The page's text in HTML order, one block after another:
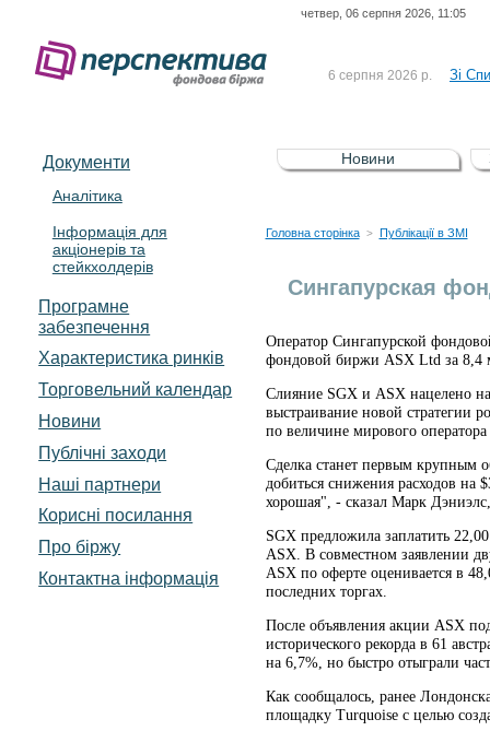
четвер, 06 серпня 2026, 11:05
6 серпня 2026 р. Зі
5 серпня 2026 р.
Зі
UA4000232607)
4 серпня 2026 р.
До
Документи
Аналітика
Інформація для
акціонерів та
стейкхолдерів
Програмне
забезпечення
Характеристика pинків
Торговельний календар
Новини
Публічні заходи
Наші партнери
Корисні посилання
Про біржу
Контактна інформація
Новини
Головна сторінка > Публікації в ЗМІ
Сингапурская
Оператор Сингапурской
фондовой биржи ASX Ltd за 8,4
Слияние SGX и ASX нацелено на
выстраивание новой стратегии
по величине мирового оператора
Сделка станет первым крупным
добиться снижения расходов на
хорошая", - сказал Марк
SGX предложила заплатить
ASX. В совместном заявлении
ASX по оферте оценивается в
последних торгах.
После объявления акции ASX
исторического рекорда в 61
на 6,7%, но быстро отыграли
Как сообщалось, ранее
площадку Turquoise с целью